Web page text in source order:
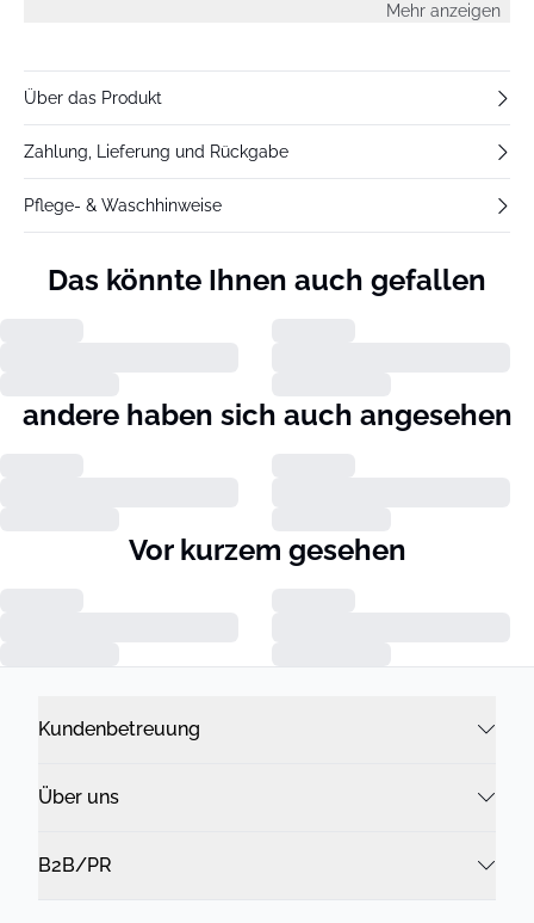
Mehr anzeigen
Über das Produkt
Zahlung, Lieferung und Rückgabe
Pflege- & Waschhinweise
Das könnte Ihnen auch gefallen
andere haben sich auch angesehen
Vor kurzem gesehen
Kundenbetreuung
Über uns
B2B/PR